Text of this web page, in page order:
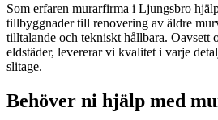
Som erfaren murarfirma i Ljungsbro
tillbyggnader till renovering av äldre
tilltalande och tekniskt hållbara. Oavsett
eldstäder, levererar vi kvalitet i varje
slitage.
Behöver ni hjälp med